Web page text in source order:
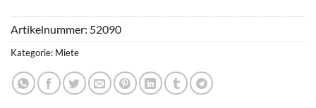
Artikelnummer: 52090
Kategorie: Miete